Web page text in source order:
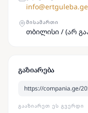
info@ertguleba.ge
ᲛᲘᲡᲐᲛᲐᲠᲗᲘ
თბილისი / (არ
გაზიარება
ᲒᲐᲐᲖᲘᲐᲠᲔᲗ ᲔᲡ ᲒᲕᲔᲠᲓᲘ